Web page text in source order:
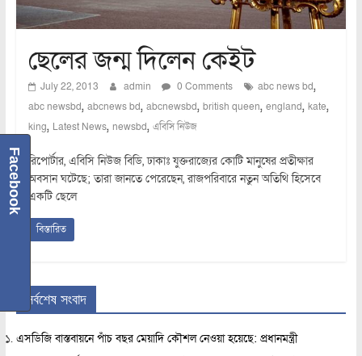
ছেলের জন্ম দিলেন কেইট
July 22, 2013 admin 0 Comments abc news bd,
abc newsbd, abcnews bd, abcnewsbd, british queen, england, kate,
king, Latest News, newsbd, এবিসি নিউজ
রিপোর্টার, এবিসি নিউজ বিডি, ঢাকাঃ যুক্তরাজ্যের কোটি মানুষের প্রতীক্ষার
অবসান ঘটেছে; তারা জানতে পেরেছেন, রাজপরিবারে নতুন অতিথি হিসেবে
একটি ছেলে
বিস্তারিত
সর্বশেষ সংবাদ
এসডিজি বাস্তবায়নে পাঁচ বছর মেয়াদি কৌশল নেওয়া হয়েছে: প্রধানমন্ত্রী
Facebook